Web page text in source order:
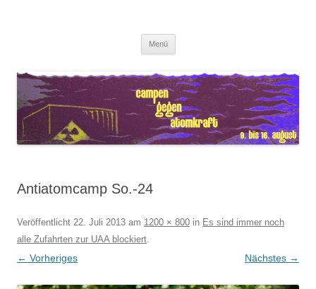
Menü
Antiatomcamp So.-24
Veröffentlicht 22. Juli 2013 am 1200 × 800 in Es sind immer noch
alle Zufahrten zur UAA blockiert
← Vorheriges Nächstes →